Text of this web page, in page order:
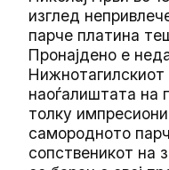
изглед
парче платина
Пронајдено е
наоѓалиштата на
толку
самородното
сопственикот на